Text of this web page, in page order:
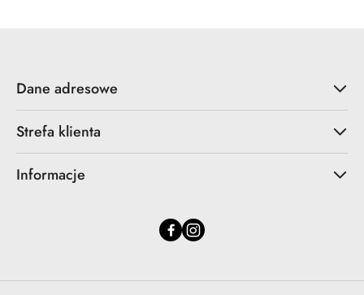
Dane adresowe
Strefa klienta
Informacje